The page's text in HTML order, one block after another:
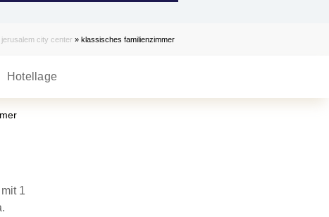
city center » klassisches familienzimmer
Hotellage
1